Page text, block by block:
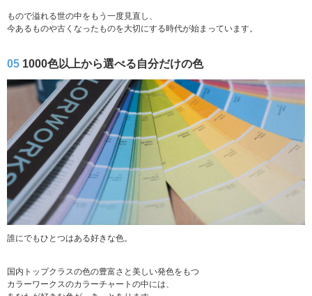
もので溢れる世の中をもう一度見直し、
今あるものや古くなったものを大切にする時代が始まっています。
05 1000色以上から選べる自分だけの色
誰にでもひとつはある好きな色。
国内トップクラスの色の豊富さと美しい発色をもつ
カラーワークスのカラーチャートの中には、